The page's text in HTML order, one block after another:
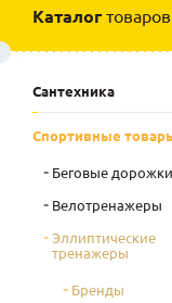
Каталог товаров
Сантехника
Спортивные
Беговые дорожки
Велотренажеры
Эллиптические
тренажеры
Бренды